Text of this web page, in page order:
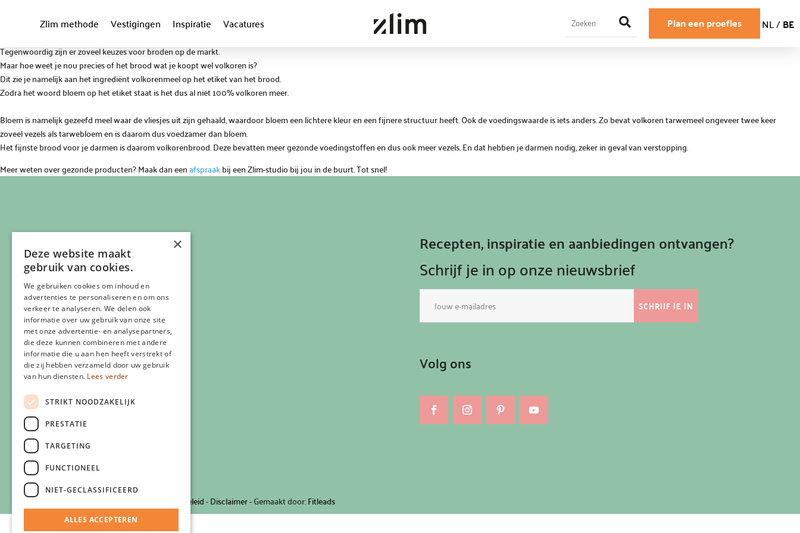
Zlim methode Vestigingen Inspiratie Vacatures Plan een proefles NL/BE
Tegenwoordig zijn er zoveel keuzes voor broden op de markt.
Maar hoe weet je nou precies of het brood wat je koopt wel volkoren is?
Dit zie je namelijk aan het ingrediënt volkorenmeel op het etiket van het brood.
Zodra het woord bloem op het etiket staat is het dus al niet 100% volkoren meer.
Bloem is namelijk gezeefd meel waar de vliesjes uit zijn gehaald, waardoor bloem een lichtere kleur en een fijnere structuur heeft. Ook de voedingswaarde is iets anders. Zo bevat volkoren tarwemeel ongeveer twee keer
zoveel vezels als tarwebloem en is daarom dus voedzamer dan bloem.
Het fijnste brood voor je darmen is daarom volkorenbrood. Deze bevatten meer gezonde voedingstoffen en dus ook meer vezels. En dat hebben je darmen nodig, zeker in geval van verstopping.
Meer weten over gezonde producten? Maak dan eenafspraakbij een Zlim-studio bij jou in de buurt. Tot snel!
Veelgestelde vragen
Eigen Zlim vestiging starten
Vergoeding zorgverzekering
Info voor artsen
Privacyverklaring
Cookiebeleid
Klachtenregeling
Contactgegevens
Recepten, inspiratie en aanbiedingen ontvangen?
Schrijf je in op onze nieuwsbrief
E-
mailadres
Volg ons
Cookiebeleid-Disclaimer- Gemaakt door:Fitleads
×
Deze website maakt
gebruik van cookies.
We gebruiken cookies om inhoud en
advertenties te personaliseren en om ons
verkeer te analyseren. We delen ook
informatie over uw gebruik van onze site
met onze advertentie- en analysepartners,
die deze kunnen combineren met andere
informatie die u aan hen heeft verstrekt of
die zij hebben verzameld door uw gebruik
van hun diensten. Lees verder
STRIKT NOODZAKELIJK
PRESTATIE
TARGETING
FUNCTIONEEL
NIET-GECLASSIFICEERD
ALLES ACCEPTEREN